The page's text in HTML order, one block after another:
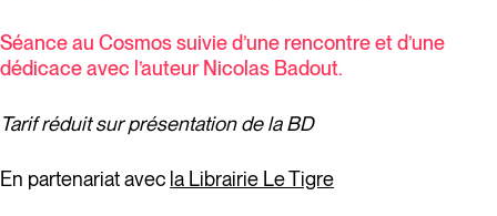
Séance au Cosmos suivie d’une rencontre et d’une
dédicace avec l’auteur Nicolas Badout.
Tarif réduit sur présentation de la BD
En partenariat avec la Librairie Le Tigre